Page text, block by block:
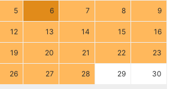
5 6 7 8 9
12 13 14 15 16
19 20 21 22 23
26 27 28 29 30